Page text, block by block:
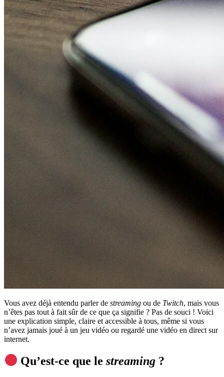
Vous avez déjà entendu parler de streaming ou de Twitch, mais vous
n’êtes pas tout à fait sûr de ce que ça signifie ? Pas de souci ! Voici
une explication simple, claire et accessible à tous, même si vous
n’avez jamais joué à un jeu vidéo ou regardé une vidéo en direct sur
internet.
Qu’est-ce que lestreaming ?